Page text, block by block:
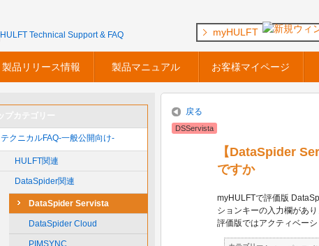
製品リリース情報 製品マニュアル お客様マイページ
myHULFT
テクニカルFAQ-一般公開向け-
HULFT関連
DataSpider関連
DataSpider Servista
DataSpider Cloud
戻る
DSServista
【DataSpider
ですか
myHULFTで評価版
ションキーの入力欄があり
評価版ではアクティベー